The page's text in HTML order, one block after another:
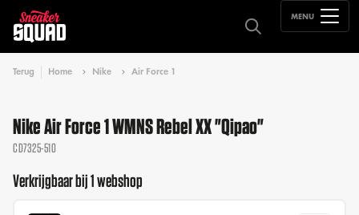
MENU
Terug Home Nike Air Force 1
Nike Air Force 1 WMNS Rebel XX "Qipao"
CD7325-510
Verkrijgbaar bij 1 webshop